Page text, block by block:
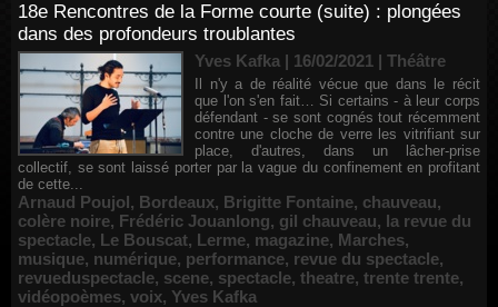
18e Rencontres de la Forme courte (suite) : plongées
dans des profondeurs troublantes
Yves Kafka | 16/02/2021 | Théâtre
Il n'y a de réalité vécue que dans le récit
que l'on s'en fait… Si certains - à leur corps
défendant - se sont cognés tout récemment
contre une cloche de verre les vitrifiant sur
place, d'autres, dans un lâcher-prise
collectif, se sont laissé porter par la vague du confinement en profitant
de cette...
Arnaud Poujol, Bordeaux, Brigitte Fontaine, chauveau,
colère noire, Frédéric Jouanlong, gil chauveau, la revue du
spectacle, Le Bouscat, Lerme, magazine, Marches,
musique, numérique, performance, revue du spectacle,
revueduspectacle, scene, spectacle, theatre, trente trente,
vidéopoèmes, voix, Yves Kafka